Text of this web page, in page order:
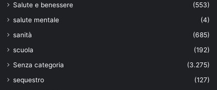
Salute e benessere
(553)
salute mentale
(4)
sanità
(685)
scuola
(192)
Senza categoria
(3.275)
sequestro
(127)